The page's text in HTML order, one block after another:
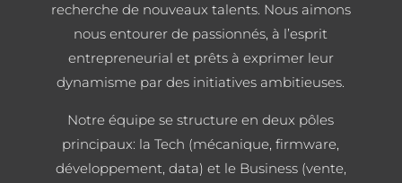
recherche de nouveaux talents. Nous aimons
nous entourer de passionnés, à l’esprit
entrepreneurial et prêts à exprimer leur
dynamisme par des initiatives ambitieuses.
Notre équipe se structure en deux pôles
principaux: la Tech (mécanique, firmware,
développement, data) et le Business (vente,